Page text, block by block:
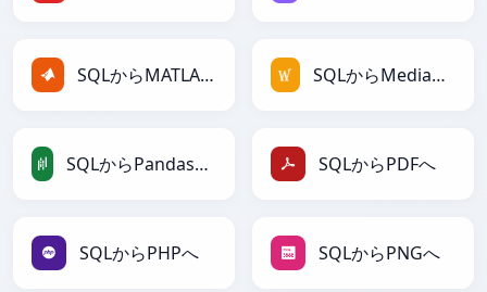
SQLからMATLABへ SQLからMediaWikiへ
SQLからPandasDataFrameへ SQLからPDFへ
SQLからPHPへ SQLからPNGへ